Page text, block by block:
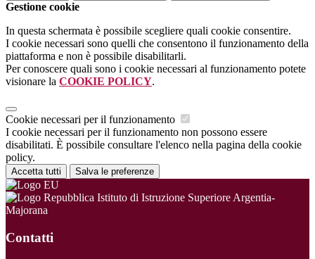
Gestione cookie
In questa schermata è possibile scegliere quali cookie consentire.
I cookie necessari sono quelli che consentono il funzionamento della
piattaforma e non è possibile disabilitarli.
Per conoscere quali sono i cookie necessari al funzionamento potete
visionare la COOKIE POLICY.
Cookie necessari per il funzionamento
I cookie necessari per il funzionamento non possono essere
disabilitati. È possibile consultare l'elenco nella pagina della cookie
policy.
Accetta tutti Salva le preferenze
Istituto di Istruzione Superiore Argentia-
Majorana
Contatti